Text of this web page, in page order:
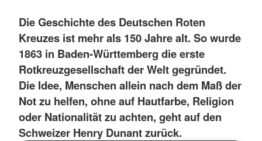
Die Geschichte des Deutschen Roten
Kreuzes ist mehr als 150 Jahre alt. So wurde
1863 in Baden-Württemberg die erste
Rotkreuzgesellschaft der Welt gegründet.
Die Idee, Menschen allein nach dem Maß der
Not zu helfen, ohne auf Hautfarbe, Religion
oder Nationalität zu achten, geht auf den
Schweizer Henry Dunant zurück.